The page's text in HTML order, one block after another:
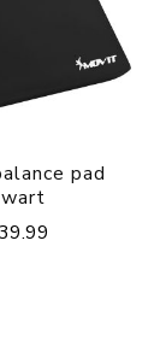
pad